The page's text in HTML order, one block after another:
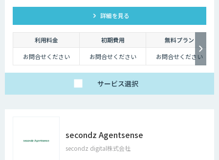
詳細を見る
利用料金 初期費用
無料プラン
お問合せください
お問合せください お問合せください
サービス選択
secondz Agentsense
secondz digital株式会社